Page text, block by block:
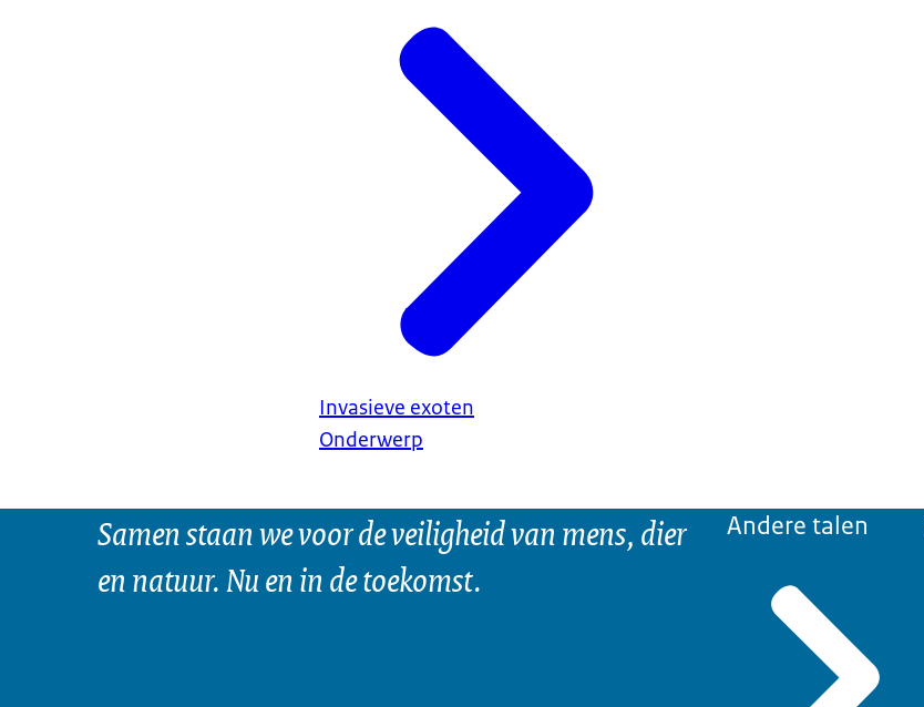
Invasieve exoten
Onderwerp
Samen staan we voor de veiligheid van mens, dier
en natuur. Nu en in de toekomst.
Andere talen